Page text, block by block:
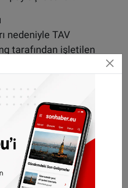
nedeniyle TAV
tarafından işletilen
NOTAM ile
Gün içindeki iç hat ve
edildi.
Kırım Araştırma